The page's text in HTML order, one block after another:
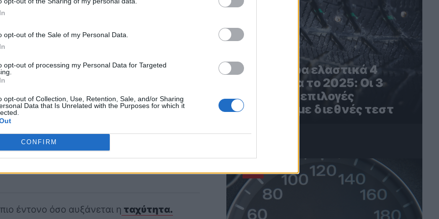
opt-out of the Sale of my Personal Data.
opt-out of processing my Personal Data for Targeted
opt-out of Collection, Use, Retention, Sale, and/or Sharing
Data that Is Unrelated with the Purposes for which it
CONFIRM
οδηγούν με λεβιέ ταχυτήτων!
Οι ήχοι που
ρουλεμάν
να γίνουν αντιληπτά λόγω από τους
ενδείξεις που θα ακούς από το αυτοκίνητο
περιλαμβάνουν:
έντονο όσο αυξάνεται η ταχύτητα.
Τα καλύτερα ελαστικά 4
εποχών για το 2025: Οι 3
καλύτερες επιλογές
σύμφωνα με διεθνές τεστ
4